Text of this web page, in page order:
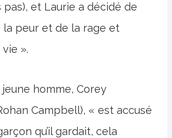
pas), et Laurie a décidé de
la peur et de la rage et
».
jeune homme, Corey
Campbell), « est accusé
qu’il gardait, cela